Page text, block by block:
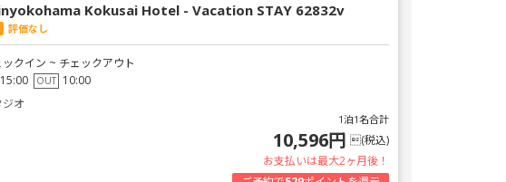
Kokusai Hotel - Vacation STAY 62832v
評価なし
ックイン ~ チェックアウト
15:00 OUT 10:00
ジオ
1泊1名合計
10,596円 (税込)
お支払いは最大2ヶ月後！